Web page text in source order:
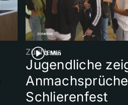
3 Min
ZüriNews
Jugendliche
Schlierenfest